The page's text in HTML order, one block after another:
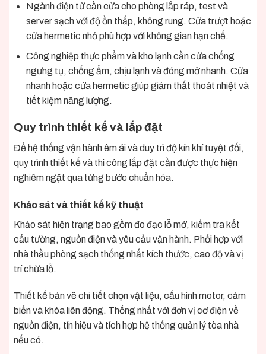
Ngành điện tử cần cửa cho phòng lắp ráp, test và
server sạch với độ ồn thấp, không rung. Cửa trượt hoặc
cửa hermetic nhỏ phù hợp với không gian hạn chế.
Công nghiệp thực phẩm và kho lạnh cần cửa chống
ngưng tụ, chống ẩm, chịu lạnh và đóng mở nhanh. Cửa
nhanh hoặc cửa hermetic giúp giảm thất thoát nhiệt và
tiết kiệm năng lượng.
Quy trình thiết kế và lắp đặt
Để hệ thống vận hành êm ái và duy trì độ kín khí tuyệt đối,
quy trình thiết kế và thi công lắp đặt cần được thực hiện
nghiêm ngặt qua từng bước chuẩn hóa.
Khảo sát và thiết kế kỹ thuật
Khảo sát hiện trạng bao gồm đo đạc lỗ mở, kiểm tra kết
cấu tường, nguồn điện và yêu cầu vận hành. Phối hợp với
nhà thầu phòng sạch thống nhất kích thước, cao độ và vị
trí chừa lỗ.
Thiết kế bản vẽ chi tiết chọn vật liệu, cấu hình motor, cảm
biến và khóa liên động. Thống nhất với đơn vị cơ điện về
nguồn điện, tín hiệu và tích hợp hệ thống quản lý tòa nhà
nếu có.